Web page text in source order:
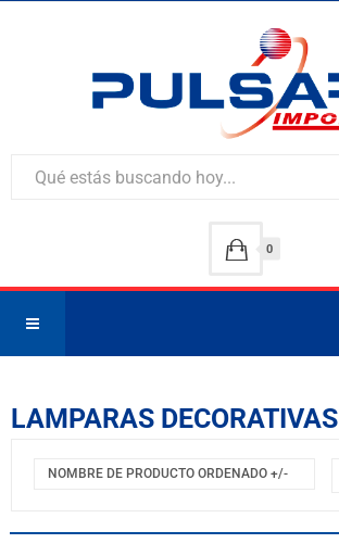
0
LAMPARAS DECORATIVAS
NOMBRE DE PRODUCTO ORDENADO +/-